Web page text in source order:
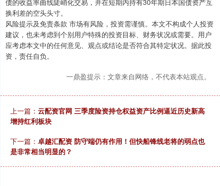
换利差的空头头寸。
风险提示及免责条款 市场有风险，投资需谨慎。本文不构成个人投资
建议，也未考虑到个别用户特殊的投资目标、财务状况或需要。用户
应考虑本文中的任何意见、观点或结论是否符合其特定状况。据此投
资，责任自负。
一鼎盈提示：文章来自网络，不代表本站观点。
上一篇： 云配资官网 三季度险资持仓权益资产比例逼近历史新高
增持红利板块
下一篇： 卓越汇配资 防守端仍有作用！但快船锋线老将的弱点也
是非常相当明显的？